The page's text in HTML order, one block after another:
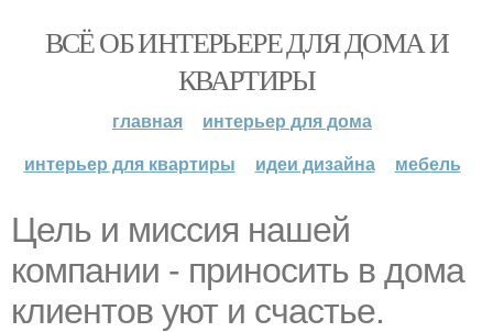
ВСЁ ОБ ИНТЕРЬЕРЕ ДЛЯ ДОМА И
КВАРТИРЫ
главная
интерьер для дома
интерьер для квартиры
идеи дизайна мебель
Цель и миссия нашей
компании - приносить в дома
клиентов уют и счастье.